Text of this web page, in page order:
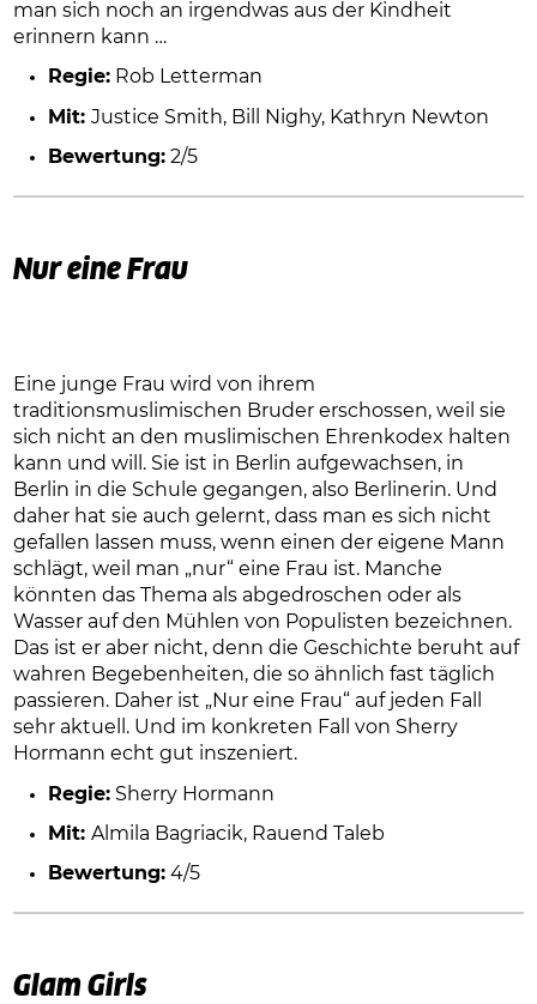
man sich noch an irgendwas aus der Kindheit
erinnern kann …
Regie:Rob Letterman
Mit: Justice Smith, Bill Nighy, Kathryn Newton
Bewertung:2/5
Nur eine Frau
Eine junge Frau wird von ihrem
traditionsmuslimischen Bruder erschossen, weil sie
sich nicht an den muslimischen Ehrenkodex halten
kann und will. Sie ist in Berlin aufgewachsen, in
Berlin in die Schule gegangen, also Berlinerin. Und
daher hat sie auch gelernt, dass man es sich nicht
gefallen lassen muss, wenn einen der eigene Mann
schlägt, weil man „nur“ eine Frau ist. Manche
könnten das Thema als abgedroschen oder als
Wasser auf den Mühlen von Populisten bezeichnen.
Das ist er aber nicht, denn die Geschichte beruht auf
wahren Begebenheiten, die so ähnlich fast täglich
passieren. Daher ist „Nur eine Frau“ auf jeden Fall
sehr aktuell. Und im konkreten Fall von Sherry
Hormann echt gut inszeniert.
Regie:Sherry Hormann
Mit: Almila Bagriacik, Rauend Taleb
Bewertung:4/5
Glam Girls